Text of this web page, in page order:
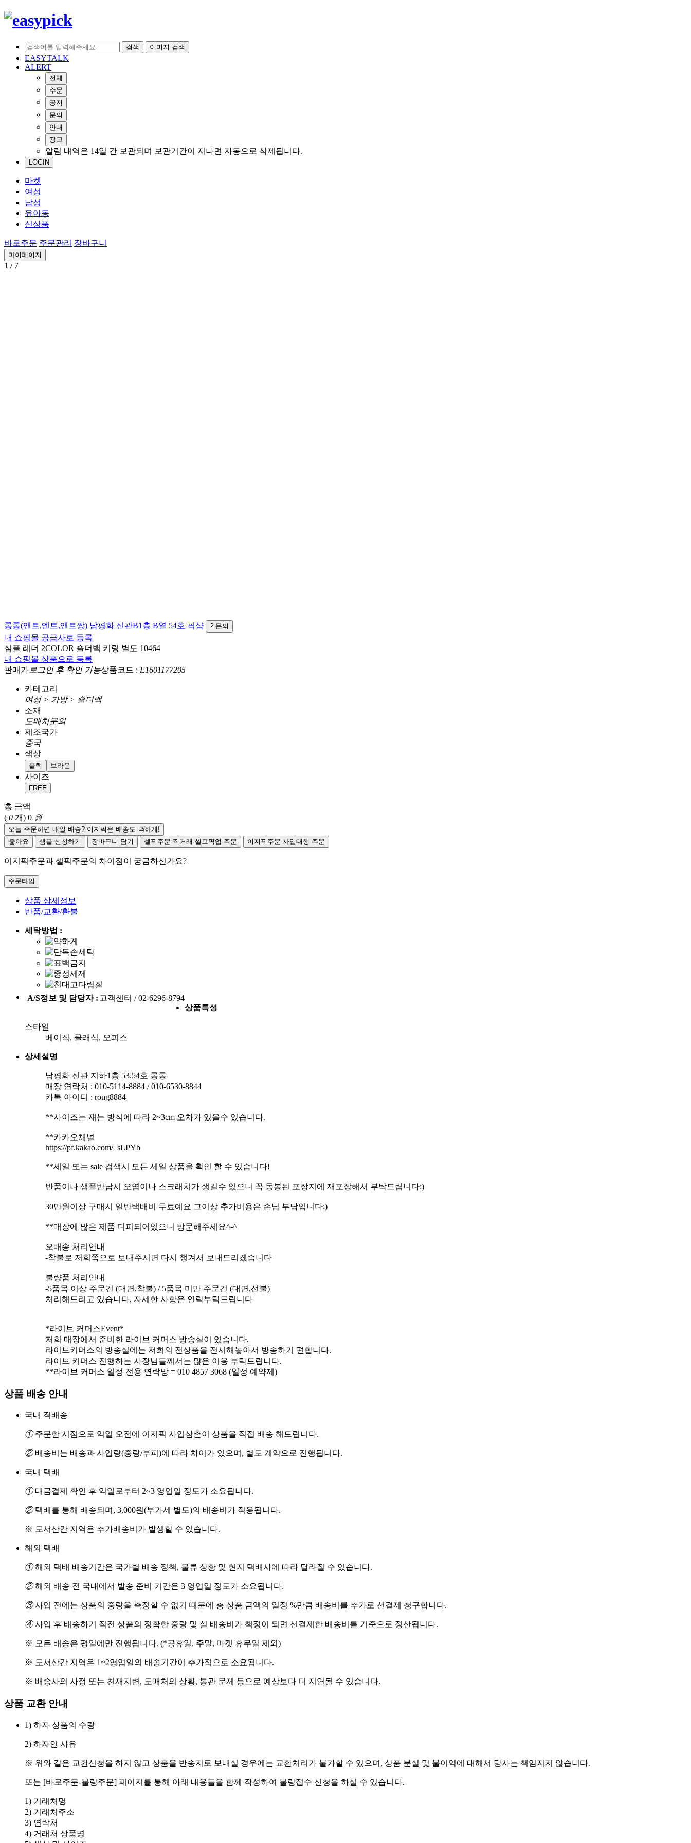
검색 이미지 검색
EASYTALK
ALERT
전체
주문
공지
문의
안내
광고
알림 내역은 14일 간 보관되며 보관기간이 지나면 자동으로 삭제됩니다.
LOGIN
마켓
여성
남성
유아동
신상품
바로주문 주문관리 장바구니
마이페이지
1 / 7
롱롱(앤트,엔트,앤트짱) 남평화 신관B1층 B열 54호 픽샵 ? 문의
내 쇼핑몰 공급사로 등록
심플 레더 2COLOR 숄더백 키링 별도 10464
내 쇼핑몰 상품으로 등록
판매가 로그인 후 확인 가능상품코드 : E1601177205
카테고리
여성 > 가방 > 숄더백
소재
도매처문의
제조국가
중국
색상
블랙 브라운
사이즈
FREE
총 금액
( 0 개) 0 원
오늘 주문하면 내일 배송? 이지픽은 배송도 퀵하게!
좋아요
샘플 신청하기 장바구니 담기 셀픽주문 직거래·셀프픽업 주문 이지픽주문 사입대행 주문
이지픽주문과 셀픽주문의 차이점이 궁금하신가요?
주문타입
상품 상세정보
반품/교환/환불
세탁방법 :
A/S정보 및 담당자 : 고객센터 / 02-6296-8794
상품특성
스타일
베이직, 클래식, 오피스
상세설명
남평화 신관 지하1층 53.54호 롱롱
매장 연락처 : 010-5114-8884 / 010-6530-8844
카톡 아이디 : rong8884
**사이즈는 재는 방식에 따라 2~3cm 오차가 있을수 있습니다.
**카카오채널
https://pf.kakao.com/_sLPYb
**세일 또는 sale 검색시 모든 세일 상품을 확인 할 수 있습니다!
반품이나 샘플반납시 오염이나 스크래치가 생길수 있으니 꼭 동봉된 포장지에 재포장해서 부탁드립니다:)
30만원이상 구매시 일반택배비 무료예요 그이상 추가비용은 손님 부담입니다:)
**매장에 많은 제품 디피되어있으니 방문해주세요^-^
오배송 처리안내
-착불로 저희쪽으로 보내주시면 다시 챙겨서 보내드리곘습니다
불량품 처리안내
-5품목 이상 주문건 (대면,착불) / 5품목 미만 주문건 (대면,선불)
처리해드리고 있습니다, 자세한 사항은 연락부탁드립니다
*라이브 커머스Event*
저희 매장에서 준비한 라이브 커머스 방송실이 있습니다.
라이브커머스의 방송실에는 저희의 전상품을 전시해놓아서 방송하기 편합니다.
라이브 커머스 진행하는 사장님들께서는 많은 이용 부탁드립니다.
상품 배송 안내
국내 직배송
①주문한 시점으로 익일 오전에 이지픽 사입삼촌이 상품을 직접 배송 해드립니다.
②배송비는 배송과 사입량(중량/부피)에 따라 차이가 있으며, 별도 계약으로 진행됩니다.
국내 택배
①대금결제 확인 후 익일로부터 2~3 영업일 정도가 소요됩니다.
②택배를 통해 배송되며, 3,000원(부가세 별도)의 배송비가 적용됩니다.
※ 도서산간 지역은 추가배송비가 발생할 수 있습니다.
해외 택배
①해외 택배 배송기간은 국가별 배송 정책, 물류 상황 및 현지 택배사에 따라 달라질 수 있습니다.
②해외 배송 전 국내에서 발송 준비 기간은 3 영업일 정도가 소요됩니다.
③사입 전에는 상품의 중량을 측정할 수 없기 때문에 총 상품 금액의 일정 %만큼 배송비를 추가로 선결제 청구합니다.
④사입 후 배송하기 직전 상품의 정확한 중량 및 실 배송비가 책정이 되면 선결제한 배송비를 기준으로 정산됩니다.
※ 모든 배송은 평일에만 진행됩니다. (*공휴일, 주말, 마켓 휴무일 제외)
※ 도서산간 지역은 1~2영업일의 배송기간이 추가적으로 소요됩니다.
※ 배송사의 사정 또는 천재지변, 도매처의 상황, 통관 문제 등으로 예상보다 더 지연될 수 있습니다.
상품 교환 안내
1) 하자 상품의 수량
2) 하자인 사유
※ 위와 같은 교환신청을 하지 않고 상품을 반송지로 보내실 경우에는 교환처리가 불가할 수 있으며, 상품 분실 및 불이익에 대해서 당사는 책임지지 않습니다.
또는 [바로주문-불량주문] 페이지를 통해 아래 내용들을 함께 작성하여 불량접수 신청을 하실 수 있습니다.
1) 거래처명
2) 거래처주소
3) 연락처
4) 거래처 상품명